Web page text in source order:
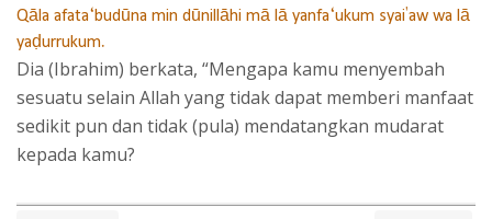
Qāla afata‘budūna min dūnillāhi mā lā yanfa‘ukum syai'aw wa lā
yaḍurrukum.
Dia (Ibrahim) berkata, “Mengapa kamu menyembah
sesuatu selain Allah yang tidak dapat memberi manfaat
sedikit pun dan tidak (pula) mendatangkan mudarat
kepada kamu?